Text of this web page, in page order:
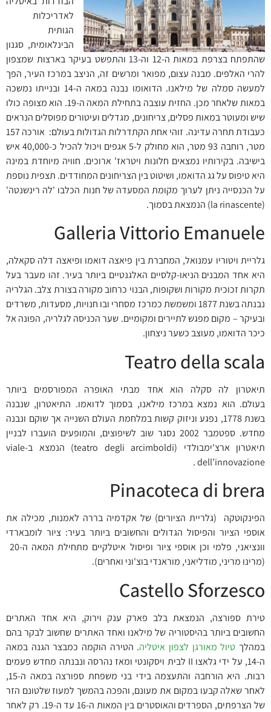
לאדריכלות
הגותית
הבינלאומית, סגנון
שהתפתח בצרפת במאות ה-12 וה-13 והתפשט בעיקר בארצות שמצפון
להרי האלפים. מבנה עצום, מפואר ומרשים זה, הניצב במרכז העיר, הפך
למעשה סמלה של מילאנו. הדואומו נבנה במאה ה-14 ובנייתו נמשכה
במאות שלאחר מכן. החזית עוצבה בתחילת המאה ה-19. הוא מצופה כולו
שיש ומעוטר במאות פסלים, צריחונים, מגדלים ועיטורים מפוסלים הנראים
כעבודת תחרה עדינה. זוהי אחת הקתדרלות הגדולות בעולם: אורכה 157
מטר, רוחבה 93 מטר, הוא מחולק ל-5 אגפים ויכול להכיל כ-40,000 איש
בישיבה. בקירותיו נמצאים חלונות ויטראז' ארוכים. חוויה מיוחדת במינה
היא טיפוס על גג הדואמו, ושיטוט בין הצריחונים המחודדים. תצפית נוספת
על הכנסייה ניתן לערוך מקומת המסעדה של חנות הכלבו 'לה רינשנטה'
(la rinascente) הנמצאת בסמוך.
Galleria Vittorio Emanuele
גלריית ויטוריו עמנואל, המחברת בין פיאצה דואמו ופיאצה דלה סקאלה,
היא אחד המבנים הניאו-קלסיים האלגנטיים ביותר בעיר. זהו מעבר בעל
תקרות זכוכית מקורות ושקופות, הבנוי כרחוב מקורה בצורת צלב. הגלריה
נבנתה בשנת 1877 ומשמשת כמרכז מסחרי ובו חנויות, מסעדות, משרדים
ובעיקר – מקום מפגש לתיירים ומקומיים. שער הכניסה לגלריה, הפונה אל
כיכר הדואמו, מעוצב כשער ניצחון.
Teatro della scala
תיאטרון לה סקלה הוא אחד מבתי האופרה המפורסמים ביותר
בעולם. הוא נמצא במרכז מילאנו, בסמוך לדואמו. התיאטרון, שנבנה
בשנת 1778, נפגע וניזוק קשות במלחמת העולם השנייה אך שוקם ונבנה
מחדש. ספטמבר 2002 נסגר שוב לשיפוצים, והמופעים הועברו לבניין
תיאטרון ארצ'ימבולדי (teatro degli arcimboldi) הנמצא ב-viale
dell’innovazione .
Pinacoteca di brera
הפינקוטקה (גלריית הציורים) של אקדמיה בררה לאמנות, מכילה את
אוספי הציור והפיסול הגדולים והחשובים ביותר בעיר: ציור לומבארדי
וונציאני, פלמי וכן אוספי ציור ופיסול איטלקיים מתחילת המאה ה-20
(מרינו מריני, מודליאני, מוראנדי בוצ'וני ואחרים).
Castello Sforzesco
טירת ספורצה, הנמצאת בלב פארק ענק וירוק, היא אחד האתרים
החשובים ביותר בהיסטוריה של מילאנו ואחד האתרים שחשוב לבקר בהם
במהלך טיול מאורגן לצפון איטליה. הטירה הוקמה כמבצר הגנה במאה
ה-14, על ידי גלאצו II לבית ויסקונטי ומאז נהרסה ונבנתה מחדש פעמים
רבות. היא הורחבה והתעצמה בידי בני משפחת ספורצה במאה ה-15,
לאחר שאלה קבעו במקום את מעונם, והפכה בהמשך למעוז שלטונם הזר
של הצרפתים, הספרדים והאוסטרים בין המאות ה-16 עד ה-19. רק לאחר